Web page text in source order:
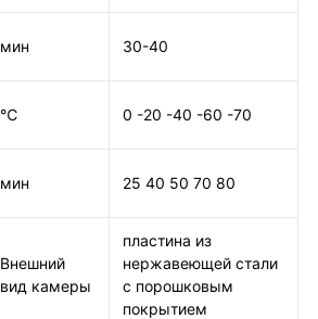
мин 30-40
℃ 0 -20 -40 -60 -70
мин 25 40 50 70 80
Внешний
вид камеры
пластина из
нержавеющей стали
с порошковым
покрытием